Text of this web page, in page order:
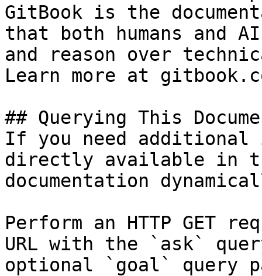
GitBook is the
that both humans and
and reason over
Learn more at
## Querying This
If you need
directly available in
documentation
Perform an HTTP GET
URL with the `ask`
optional `goal` query